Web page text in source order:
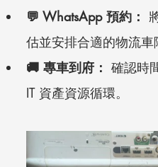
💬 WhatsApp 預約：
估並安排合適的物流車
🚚 專車到府： 確認時
IT 資產資源循環。